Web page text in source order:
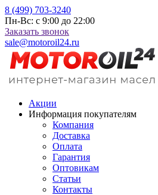
8 (499) 703-3240
Пн-Вс: с 9:00 до 22:00
Заказать звонок
sale@motoroil24.ru
Акции
Информация покупателям
Компания
Доставка
Оплата
Гарантия
Оптовикам
Статьи
Контакты